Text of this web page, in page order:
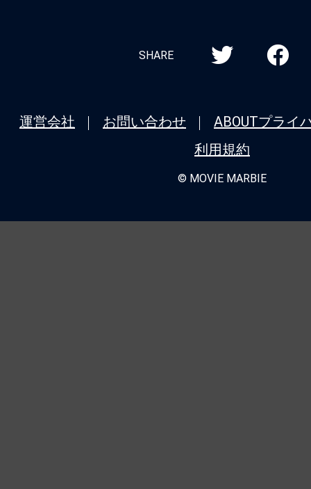
SHARE
運営会社 お問い合わせ ABOUTプライ
利用規約
© MOVIE MARBIE